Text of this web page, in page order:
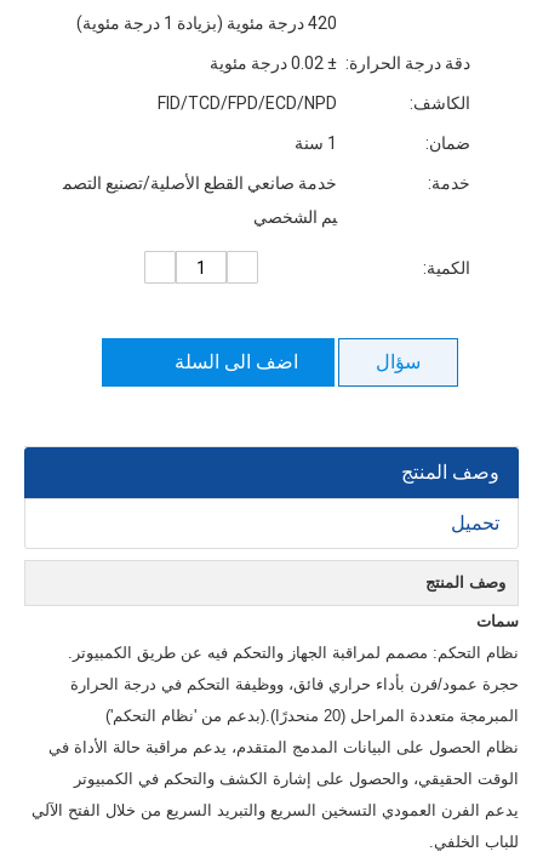
420 درجة مئوية (بزيادة 1 درجة مئوية)
دقة درجة الحرارة: ± 0.02 درجة مئوية
الكاشف: FID/TCD/FPD/ECD/NPD
ضمان: 1 سنة
خدمة:
خدمة صانعي القطع الأصلية/تصنيع التصم
يم الشخصي
الكمية:
سؤال اضف الى السلة
وصف المنتج
تحميل
وصف المنتج
سمات
نظام التحكم: مصمم لمراقبة الجهاز والتحكم فيه عن طريق الكمبيوتر.
حجرة عمود/فرن بأداء حراري فائق، ووظيفة التحكم في درجة الحرارة
المبرمجة متعددة المراحل (20 منحدرًا).(بدعم من 'نظام التحكم')
نظام الحصول على البيانات المدمج المتقدم، يدعم مراقبة حالة الأداة في
الوقت الحقيقي، والحصول على إشارة الكشف والتحكم في الكمبيوتر
يدعم الفرن العمودي التسخين السريع والتبريد السريع من خلال الفتح الآلي
للباب الخلفي.